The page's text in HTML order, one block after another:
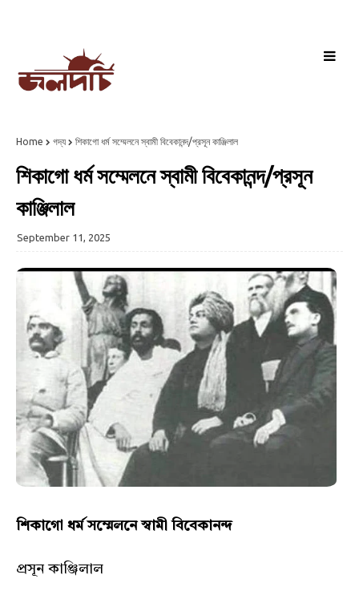
Home গদ্য শিকাগো ধর্ম সম্মেলনে স্বামী বিবেকানন্দ/প্রসূন কাঞ্জিলাল
শিকাগো ধর্ম সম্মেলনে স্বামী বিবেকানন্দ/প্রসূন
কাঞ্জিলাল
September 11, 2025
শিকাগো ধর্ম সম্মেলনে স্বামী বিবেকানন্দ
প্রসূন কাঞ্জিলাল